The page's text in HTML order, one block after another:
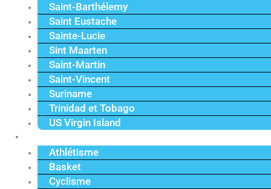
Saint-Barthélemy
Saint Eustache
Sainte-Lucie
Sint Maarten
Saint-Martin
Saint-Vincent
Suriname
Trinidad et Tobago
US Virgin Island
Athlétisme
Basket
Cyclisme